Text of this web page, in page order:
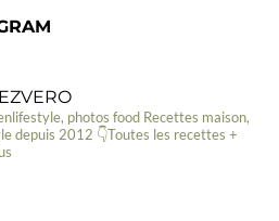
photos food Recettes maison,
depuis 2012 👇Toutes les recettes +